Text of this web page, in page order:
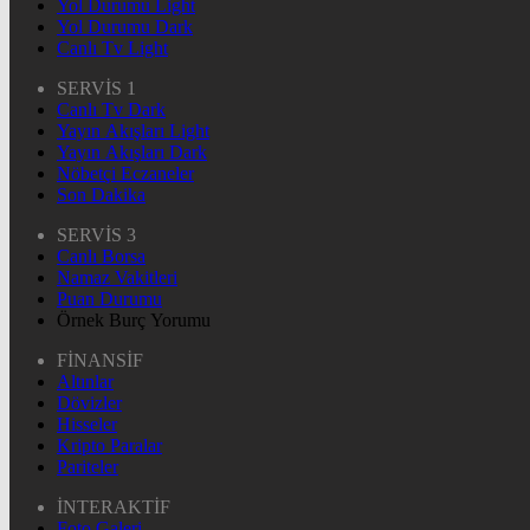
Yol Durumu Light
Yol Durumu Dark
Canlı Tv Light
SERVİS 1
Canlı Tv Dark
Yayın Akışları Light
Yayın Akışları Dark
Nöbetçi Eczaneler
Son Dakika
SERVİS 3
Canlı Borsa
Namaz Vakitleri
Puan Durumu
Örnek Burç Yorumu
FİNANSİF
Altınlar
Dövizler
Hisseler
Kripto Paralar
Pariteler
İNTERAKTİF